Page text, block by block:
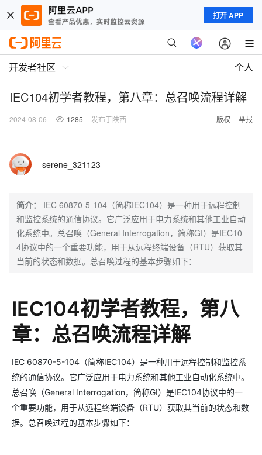
打开 APP
开发者社区 个人
IEC104初学者教程，第八章：总召唤流程详解
2024-08-06 1285 发布于陕西 版权 举报
serene_321123
简介：
IEC 60870-5-104（简称IEC104）是一种用于远程控制
和监控系统的通信协议。它广泛应用于电力系统和其他工业自动
化系统中。总召唤（General Interrogation，简称GI）是IEC10
4协议中的一个重要功能，用于从远程终端设备（RTU）获取其
当前的状态和数据。总召唤过程的基本步骤如下：
IEC104初学者教程，第八
章：总召唤流程详解
IEC 60870-5-104（简称IEC104）是一种用于远程控制和监控系
统的通信协议。它广泛应用于电力系统和其他工业自动化系统中。
总召唤（General Interrogation，简称GI）是IEC104协议中的一
个重要功能，用于从远程终端设备（RTU）获取其当前的状态和数
据。总召唤过程的基本步骤如下：